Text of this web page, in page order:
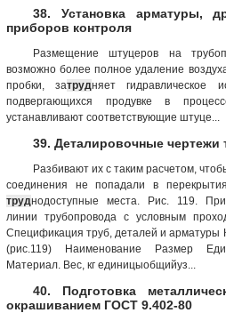
38. Установка арматуры,
приборов контроля
Размещение штуцеров на
возможно более полное удаление
пробки, затрудняет гидравлическое
подвергающихся продувке в
устанавливают соответствующие штуце...
39. Деталировочные чертежи
Разбивают их с таким расчетом,
соединения не попадали в
труднодоступные места. Рис. 119.
линии трубопровода с условным
Спецификация труб, деталей и арматуры
(рис.119) Наименование Размер
Материал. Вес, кг единицыобщийуз...
40. Подготовка
окрашиванием ГОСТ 9.402-80